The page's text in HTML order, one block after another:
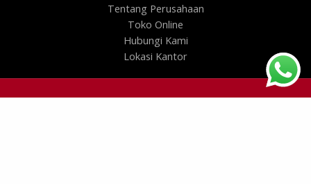
Tentang Perusahaan
Toko Online
Hubungi Kami
Lokasi Kantor